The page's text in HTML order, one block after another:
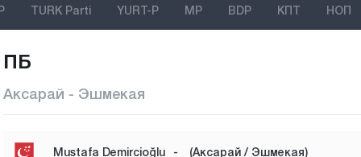
TURK Parti YURT-P MP BDP КПТ НОП
ПБ
Аксарай - Эшмекая
Mustafa Demircioğlu - (Аксарай / Эшмекая)